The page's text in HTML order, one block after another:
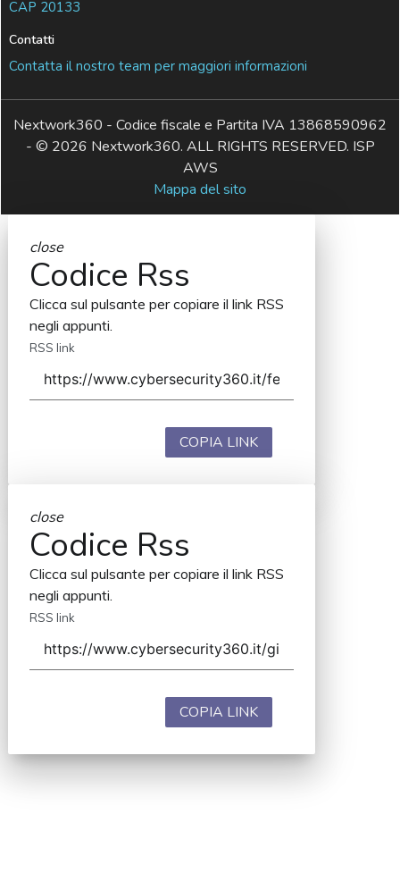
CAP 20133
Contatti
Contatta il nostro team per maggiori informazioni
Nextwork360 - Codice fiscale e Partita IVA 13868590962
- © 2026 Nextwork360. ALL RIGHTS RESERVED. ISP
AWS
Mappa del sito
close
Codice Rss
Clicca sul pulsante per copiare il link RSS
negli appunti.
RSS link
COPIA LINK
close
Codice Rss
Clicca sul pulsante per copiare il link RSS
negli appunti.
RSS link
COPIA LINK